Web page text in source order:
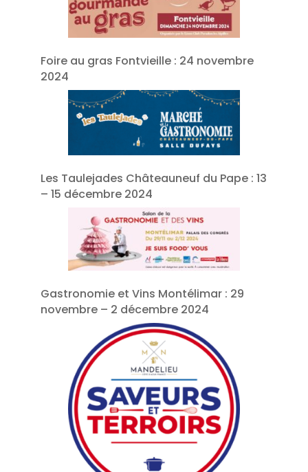
Foire au gras Fontvieille : 24 novembre
2024
Les Taulejades Châteauneuf du Pape : 13
– 15 décembre 2024
Gastronomie et Vins Montélimar : 29
novembre – 2 décembre 2024